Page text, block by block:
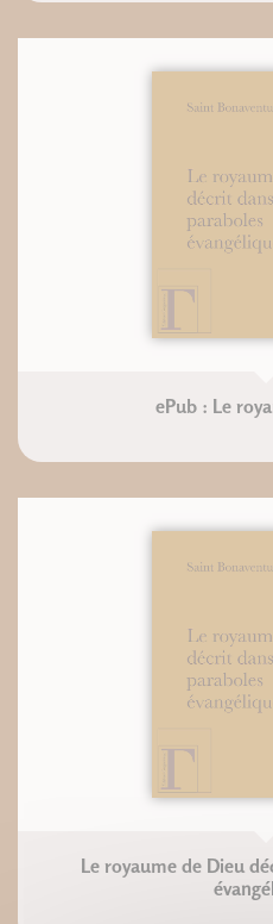
ePub : Le
Le royaume de Dieu